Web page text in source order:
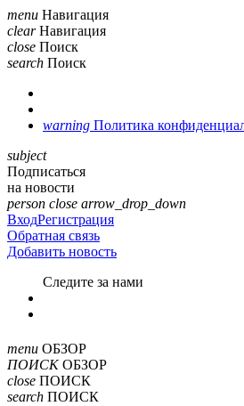
menu Навигация
clear Навигация
close Поиск
search Поиск
warning Политика
subject
Подписаться
на новости
person close arrow_drop_down
ВходРегистрация
Обратная связь
Добавить новость
Cледите за нами
menu ОБЗОР
ПОИСК ОБЗОР
close ПОИСК
search ПОИСК